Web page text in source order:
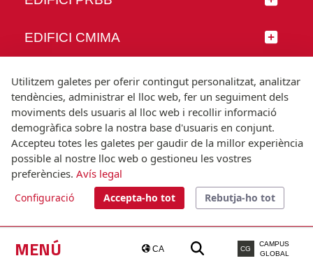
MENÚ CA CG
CAMPUS
GLOBAL
EDIFICI CMIMA
SEGUEIX-NOS
© Universitat Pompeu Fabra
Barcelona
T.(+34) 93 542 20 00
Utilitzem galetes per oferir contingut personalitzat, analitzar
tendències, administrar el lloc web, fer un seguiment dels
moviments dels usuaris al lloc web i recollir informació
demogràfica sobre la nostra base d'usuaris en conjunt.
Accepteu totes les galetes per gaudir de la millor experiència
possible al nostre lloc web o gestioneu les vostres
preferències. Avís legal
Configuració Accepta-ho tot Rebutja-ho tot